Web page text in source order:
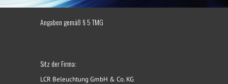
Angaben gemäß § 5 TMG
Sitz der Firma:
LCR Beleuchtung GmbH & Co. KG